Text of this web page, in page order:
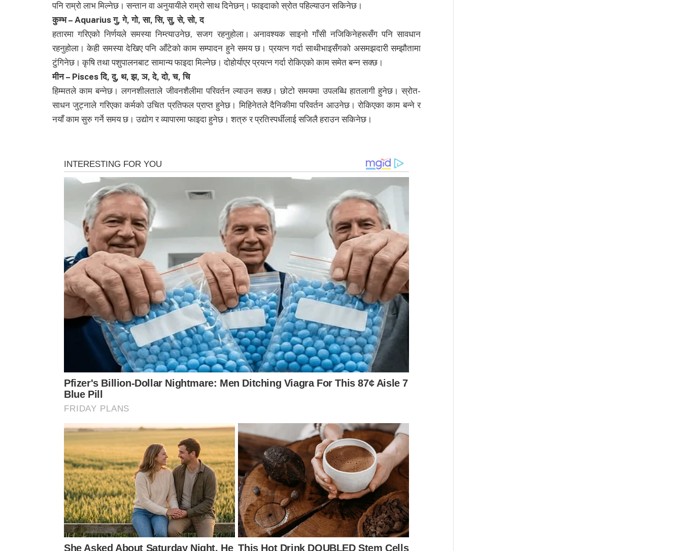
पनि राम्रो लाभ मिल्नेछ। सन्तान वा अनुयायीले राम्रो साथ दिनेछन्। फाइदाको स्रोत पहिल्याउन सकिनेछ।
कुम्भ – Aquarius गु, गे, गो, सा, सि, सु, से, सो, द
हतारमा गरिएको निर्णयले समस्या निम्त्याउनेछ, सजग रहनुहोला। अनावश्यक साइनो गाँसी नजिकिनेहरूसँग पनि सावधान
रहनुहोला। केही समस्या देखिए पनि आँटेको काम सम्पादन हुने समय छ। प्रयत्न गर्दा साथीभाइसँगको असमझदारी सम्झौतामा
टुंगिनेछ। कृषि तथा पशुपालनबाट सामान्य फाइदा मिल्नेछ। दोहोर्याएर प्रयत्न गर्दा रोकिएको काम समेत बन्न सक्छ।
मीन – Pisces दि, दु, थ, झ, ञ, दे, दो, च, चि
हिम्मतले काम बन्नेछ। लगनशीलताले जीवनशैलीमा परिवर्तन ल्याउन सक्छ। छोटो समयमा उपलब्धि हातलागी हुनेछ। स्रोत-
साधन जुट्नाले गरिएका कर्मको उचित प्रतिफल प्राप्त हुनेछ। मिहिनेतले दैनिकीमा परिवर्तन आउनेछ। रोकिएका काम बन्ने र
नयाँ काम सुरु गर्ने समय छ। उद्योग र व्यापारमा फाइदा हुनेछ। शत्रु र प्रतिस्पर्धीलाई सजिलै हराउन सकिनेछ।